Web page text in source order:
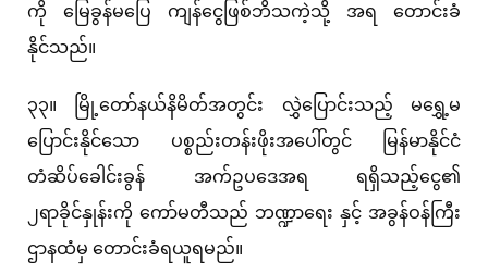
ကို မြေခွန်မပြေ ကျန်ငွေဖြစ်ဘိသကဲ့သို့ အရ တောင်းခံ
နိုင်သည်။
၃၃။ မြို့တော်နယ်နိမိတ်အတွင်း လွှဲပြောင်းသည့် မရွှေ့မ
ပြောင်းနိုင်သော ပစ္စည်းတန်းဖိုးအပေါ်တွင် မြန်မာနိုင်ငံ
တံဆိပ်ခေါင်းခွန် အက်ဥပဒေအရ ရရှိသည့်ငွေ၏
၂ရာခိုင်နှုန်းကို ကော်မတီသည် ဘဏ္ဍာရေး နှင့် အခွန်ဝန်ကြီး
ဌာနထံမှ တောင်းခံရယူရမည်။